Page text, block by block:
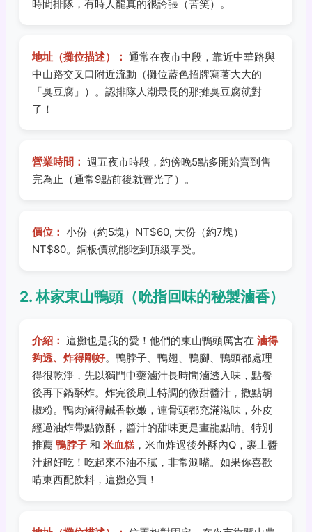
時間排隊，有時人龍真的很誇張（苦笑）。
地址（攤位描述）： 通常在夜市中段，靠近中華路與
中山路交叉口附近流動（攤位藍色招牌寫著大大的
「臭豆腐」）。認排隊人潮最長的那攤臭豆腐就對
了！
營業時間： 週五夜市時段，約傍晚5點多開始賣到售
完為止（通常9點前後就賣光了）。
價位： 小份（約5塊）NT$60, 大份（約7塊）
NT$80。銅板價就能吃到頂級享受。
2. 林家東山鴨頭（吮指回味的秘製滷香）
介紹： 這攤也是我的愛！他們的東山鴨頭厲害在 滷得
夠透、炸得剛好。鴨脖子、鴨翅、鴨腳、鴨頭都處理
得很乾淨，先以獨門中藥滷汁長時間滷透入味，點餐
後再下鍋酥炸。炸完後刷上特調的微甜醬汁，撒點胡
椒粉。鴨肉滷得鹹香軟嫩，連骨頭都充滿滋味，外皮
經過油炸帶點微酥，醬汁的甜味更是畫龍點睛。特別
推薦 鴨脖子 和 米血糕 ，米血炸過後外酥內Q，裹上醬
汁超好吃！吃起來不油不膩，非常涮嘴。如果你喜歡
啃東西配飲料，這攤必買！